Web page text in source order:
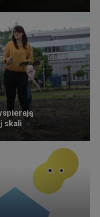
skali